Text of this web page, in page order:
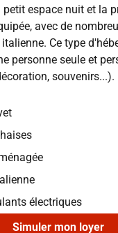
petit espace nuit et la
avec de
Ce type
personne seule et
souvenirs...).
électriques
Simuler mon loyer